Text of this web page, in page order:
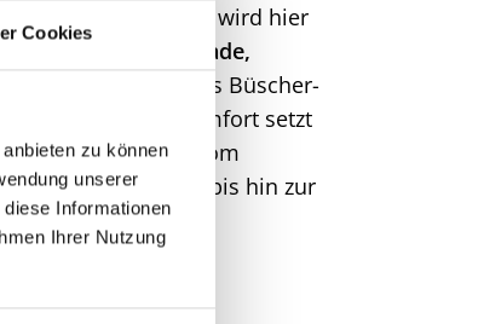
Cookies
zu können
unserer
Informationen
Ihrer Nutzung
bewährte Prinzip wird hier
Transparenzgrade,
wird das Büscher-
beim Bedienkomfort setzt
Geschmack: vom
LiteRise-System bis hin zur
App.